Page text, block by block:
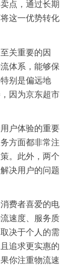
点，通过长期
这一优势转化
关重要的因
体系，能够保
别是偏远地
因为京东超市
户体验的重要
方面都非常注
。此外，两个
决用户的问题
费者喜爱的电
速度、服务质
决于个人的需
追求更实惠的
你注重物流速